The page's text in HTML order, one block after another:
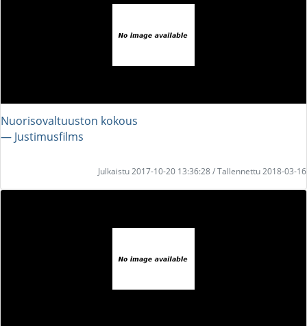
Nuorisovaltuuston kokous
― Justimusfilms
Julkaistu 2017-10-20 13:36:28 / Tallennettu 2018-03-16